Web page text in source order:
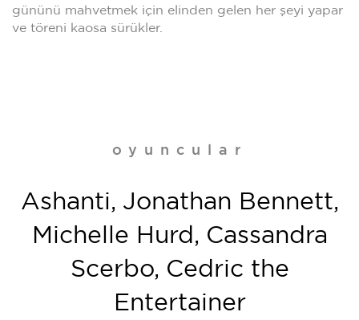
gününü mahvetmek için elinden gelen her şeyi yapar
ve töreni kaosa sürükler.
oyuncular
Ashanti, Jonathan Bennett,
Michelle Hurd, Cassandra
Scerbo, Cedric the
Entertainer